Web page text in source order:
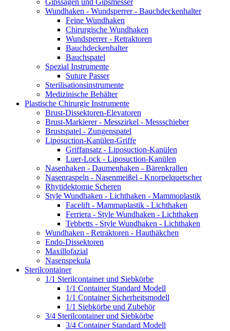
Gipssägen und Gipsmesser
Wundhaken - Wundsperrer - Bauchdeckenhalter
Feine Wundhaken
Chirurgische Wundhaken
Wundsperrer - Retraktoren
Bauchdeckenhalter
Bauchspatel
Spezial Instrumente
Suture Passer
Sterilisationsinstrumente
Medizinische Behälter
Plastische Chirurgie Instrumente
Brust-Dissektoren-Elevatoren
Brust-Markierer - Messzirkel - Messschieber
Brustspatel - Zungenspatel
Liposuction-Kanülen-Griffe
Griffansatz - Liposuction-Kanülen
Luer-Lock - Liposuction-Kanülen
Nasenhaken - Daumenhaken - Bärenkrallen
Nasenraspeln - Nasenmeißel - Knorpelquetscher
Rhytidektomie Scheren
Style Wundhaken - Lichthaken - Mammoplastik
Facelift - Mammaplastik - Lichthaken
Ferriera - Style Wundhaken - Lichthaken
Tebbetts - Style Wundhaken - Lichthaken
Wundhaken - Retraktoren - Hauthäkchen
Endo-Dissektoren
Maxillofazial
Nasenspekula
Sterilcontainer
1/1 Sterilcontainer und Siebkörbe
1/1 Container Standard Modell
1/1 Container Sicherheitsmodell
1/1 Siebkörbe und Zubehör
3/4 Sterilcontainer und Siebkörbe
3/4 Container Standard Modell